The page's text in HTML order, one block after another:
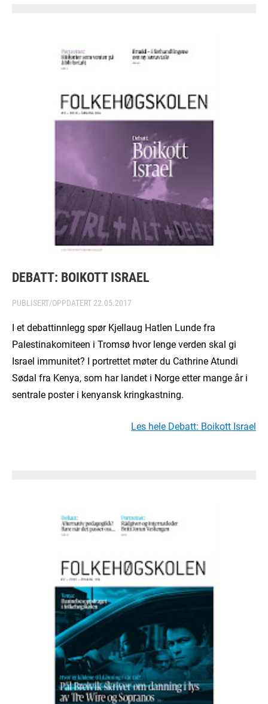
DEBATT: BOIKOTT ISRAEL
PUBLISERT/OPPDATERT 22.05.2017
I et debattinnlegg spør Kjellaug Hatlen Lunde fra
Palestinakomiteen i Tromsø hvor lenge verden skal gi
Israel immunitet? I portrettet møter du Cathrine Atundi
Sødal fra Kenya, som har landet i Norge etter mange år i
sentrale poster i kenyansk kringkastning.
Les hele Debatt: Boikott Israel